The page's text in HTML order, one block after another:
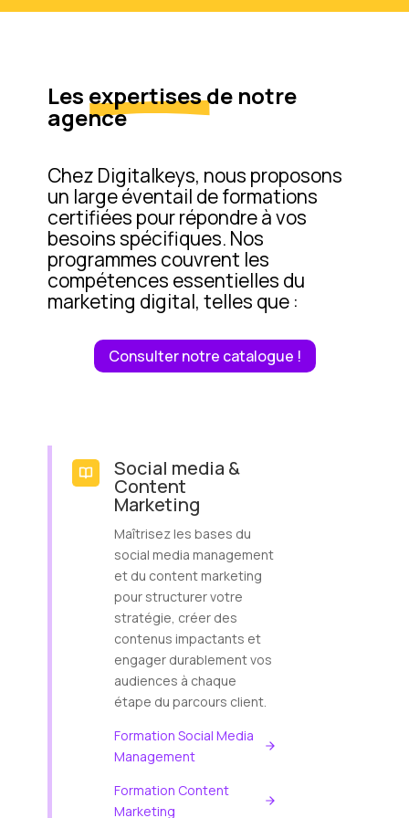
Les expertisesde notre
agence
Chez Digitalkeys, nous proposons
un large éventail de formations
certifiées pour répondre à vos
besoins spécifiques. Nos
programmes couvrent les
compétences essentielles du
marketing digital, telles que :
Consulter notre catalogue !
Social media &
Content
Marketing
Maîtrisez les bases du
social media management
et du content marketing
pour structurer votre
stratégie, créer des
contenus impactants et
engager durablement vos
audiences à chaque
étape du parcours client.
Formation Social Media
Management
Formation Content
Marketing